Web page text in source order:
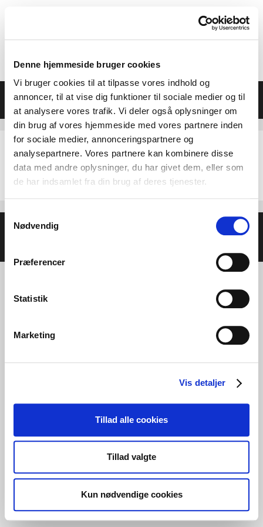
Denne hjemmeside bruger cookies
Vi bruger cookies til at tilpasse vores indhold og
annoncer, til at vise dig funktioner til sociale medier og til
at analysere vores trafik. Vi deler også oplysninger om
din brug af vores hjemmeside med vores partnere inden
for sociale medier, annonceringspartnere og
analysepartnere. Vores partnere kan kombinere disse
data med andre oplysninger, du har givet dem, eller som
de har indsamlet fra din brug af deres tjenester.
Samtykkevalg
Nødvendig
Præferencer
Statistik
Marketing
Vis detaljer
Tillad alle cookies
Tillad valgte
Kun nødvendige cookies
indhold
Menu
vejle-plakat-2024-marts2+3
© 2026 Helse- og Livsstilsmesse - Energien i Centrum•